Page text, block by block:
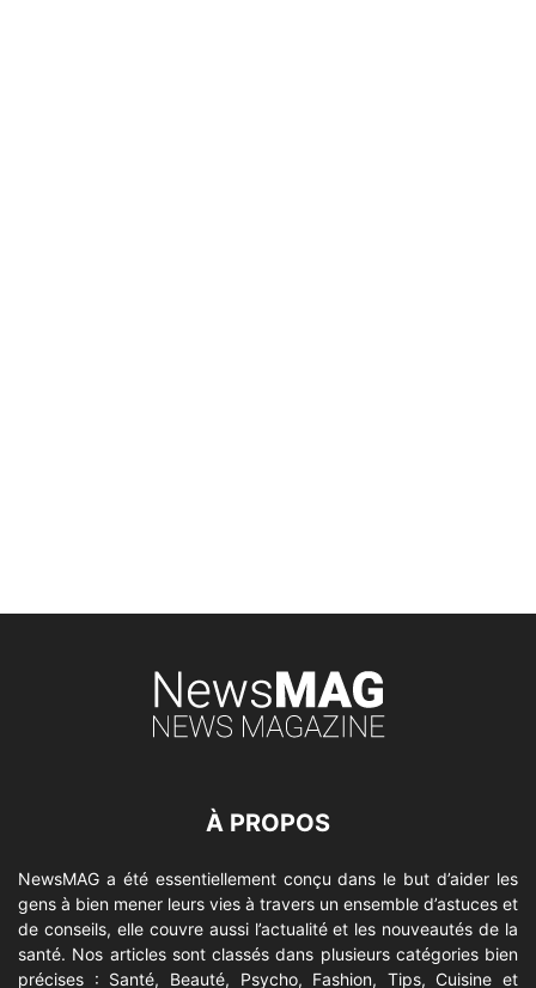
À PROPOS
NewsMAG a été essentiellement conçu dans le but d’aider les
gens à bien mener leurs vies à travers un ensemble d’astuces et
de conseils, elle couvre aussi l’actualité et les nouveautés de la
santé. Nos articles sont classés dans plusieurs catégories bien
précises : Santé, Beauté, Psycho, Fashion, Tips, Cuisine et